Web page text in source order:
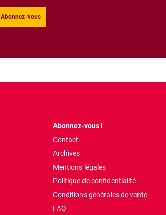
Abonnez-vous
Abonnez-vous !
Contact
Archives
Mentions légales
Politique de confidentialité
Conditions générales de vente
FAQ